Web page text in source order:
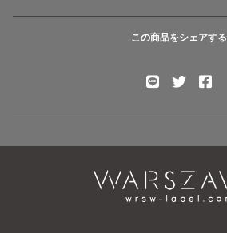
この商品をシェアする